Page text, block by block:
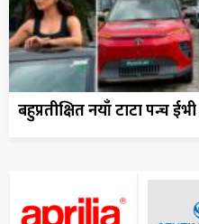
बहुप्रतीक्षित नयाँ टाटा पन्च